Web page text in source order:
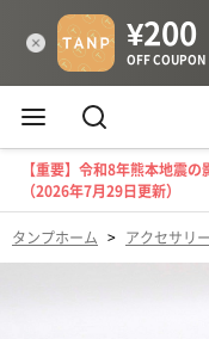
【重要】令和8年熊本地震
（2026年7月29日更新）
タンプホーム > アクセサリー